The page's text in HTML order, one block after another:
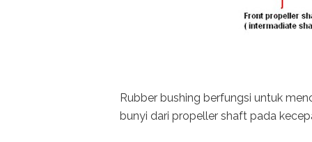
Rubber bushing berfungsi untuk
bunyi dari propeller shaft pada